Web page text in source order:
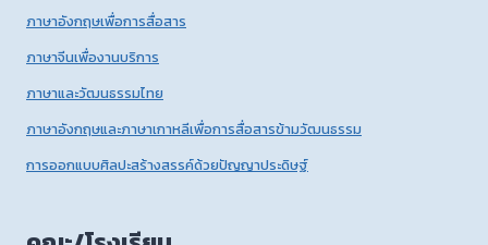
ภาษาอังกฤษเพื่อการสื่อสาร
ภาษาจีนเพื่องานบริการ
ภาษาและวัฒนธรรมไทย
ภาษาอังกฤษและภาษาเกาหลีเพื่อการสื่อสารข้ามวัฒนธรรม
การออกแบบศิลปะสร้างสรรค์ด้วยปัญญาประดิษฐ์